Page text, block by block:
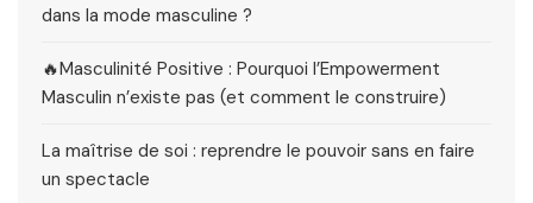
dans la mode masculine ?
🔥Masculinité Positive : Pourquoi l’Empowerment
Masculin n’existe pas (et comment le construire)
La maîtrise de soi : reprendre le pouvoir sans en faire
un spectacle